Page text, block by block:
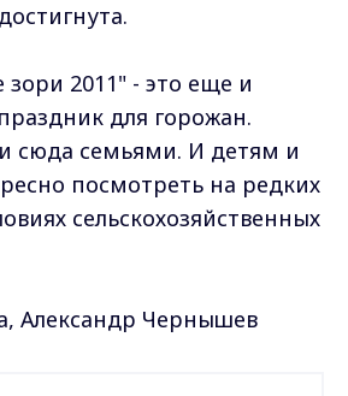
2011" - это еще и
для горожан.
сюда семьями. И детям и
посмотреть на редких
сельскохозяйственных
Александр Чернышев